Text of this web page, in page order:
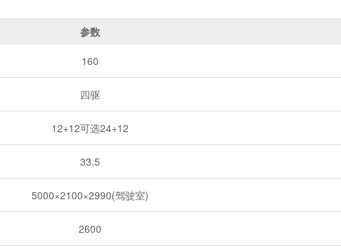
参数
160
四驱
12+12可选24+12
33.5
5000×2100×2990(驾驶室)
2600